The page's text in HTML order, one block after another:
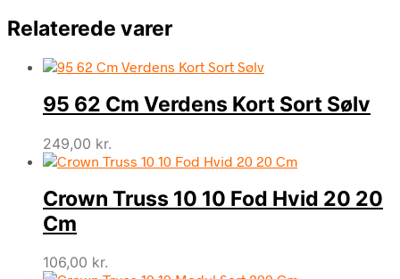
Relaterede varer
95 62 Cm Verdens Kort Sort Sølv
249,00 kr.
Crown Truss 10 10 Fod Hvid 20 20
Cm
106,00 kr.